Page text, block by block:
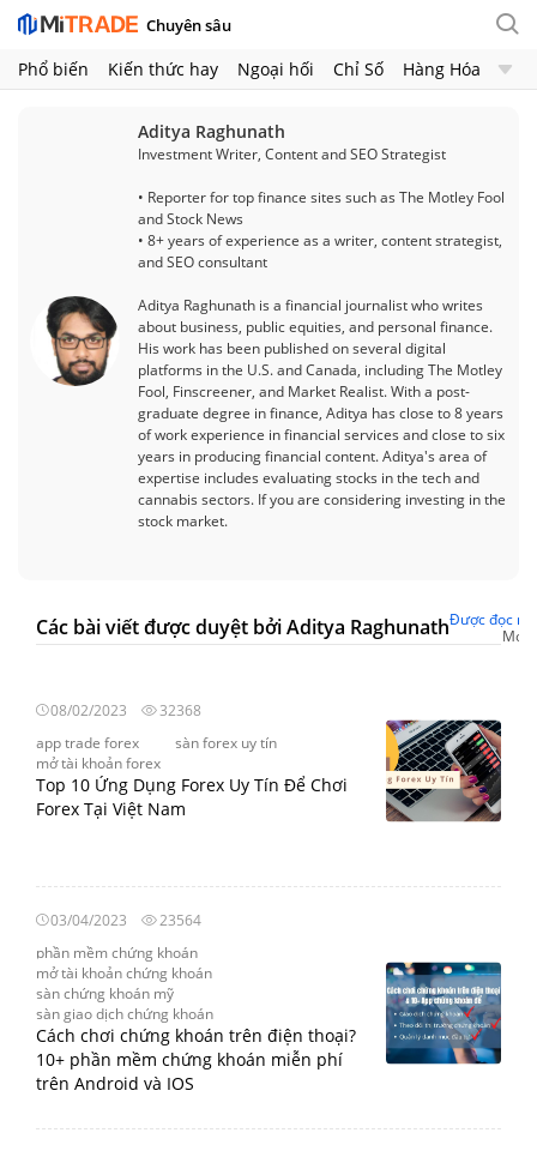
Chuyên sâu
Phổ biến Kiến thức hay Ngoại hối Chỉ Số
Hàng Hóa
Aditya Raghunath
Investment Writer, Content and SEO Strategist
• Reporter for top finance sites such as The Motley Fool
and Stock News
• 8+ years of experience as a writer, content strategist,
and SEO consultant
Aditya Raghunath is a financial journalist who writes
about business, public equities, and personal finance.
His work has been published on several digital
platforms in the U.S. and Canada, including The Motley
Fool, Finscreener, and Market Realist. With a post-
graduate degree in finance, Aditya has close to 8 years
of work experience in financial services and close to six
years in producing financial content. Aditya's area of
expertise includes evaluating stocks in the tech and
cannabis sectors. If you are considering investing in the
stock market.
Các bài viết được duyệt bởi Aditya RaghunathĐược đọc
Mới
Top 10 Ứng Dụng Forex Uy Tín Để Chơi
Forex Tại Việt Nam
08/02/2023
32368
app trade forex
sàn forex uy tín
mở tài khoản forex
Cách chơi chứng khoán trên điện thoại?
10+ phần mềm chứng khoán miễn phí
trên Android và IOS
03/04/2023
23564
phần mềm chứng khoán
mở tài khoản chứng khoán
sàn chứng khoán mỹ
sàn giao dịch chứng khoán